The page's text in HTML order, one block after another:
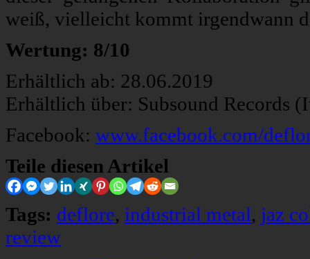
weiß, vielleicht kommt irgendwann
Wertung: 8/10
Erhältlich ab: 28.06.2019
Erhältlich über: Subsound Records
Facebook: www.facebook.com/
Teile diesen Artikel
Tags: deflore, industrial metal, jaz
review